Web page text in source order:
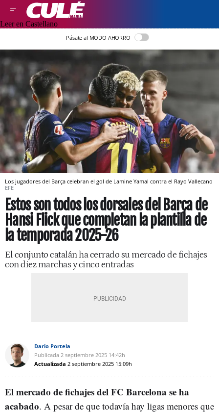
Leer en Castellano
Pásate al MODO AHORRO
Los jugadores del Barça celebran el gol de Lamine Yamal contra el Rayo Vallecano
EFE
Estos son todos los dorsales del Barça de
Hansi Flick que completan la plantilla de
la temporada 2025-26
El conjunto catalán ha cerrado su mercado de fichajes
con diez marchas y cinco entradas
Darío Portela
Publicada 2 septiembre 2025 14:42h
Actualizada 2 septiembre 2025 15:09h
El mercado de fichajes del FC Barcelona se ha
acabado. A pesar de que todavía hay ligas menores que